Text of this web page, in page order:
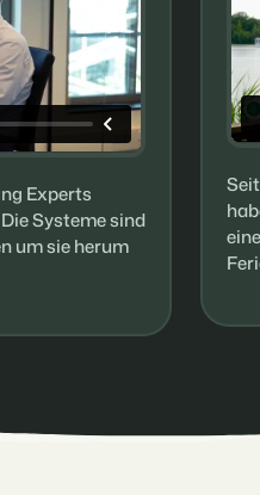
Experts
Systeme sind
um sie herum